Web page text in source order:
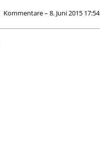
Kommentare – 8. Juni 2015 17:54